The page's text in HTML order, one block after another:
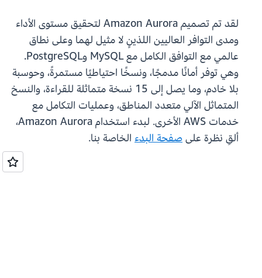
لقد تم تصميم Amazon Aurora لتحقيق مستوى الأداء
ومدى التوافر العاليين اللذينٍ لا مثيل لهما وعلى نطاق
عالمي مع التوافق الكامل مع MySQL وPostgreSQL.
وهي توفر أمانًا مدمجًا، ونسخًا احتياطيًا مستمرةً، وحوسبة
بلا خادم، وما يصل إلى 15 نسخة متماثلة للقراءة، والنسخ
المتماثل الآلي متعدد المناطق، وعمليات التكامل مع
خدمات AWS الأخرى. لبدء استخدام Amazon Aurora،
ألقِ نظرة علىصفحة البدء الخاصة بنا.